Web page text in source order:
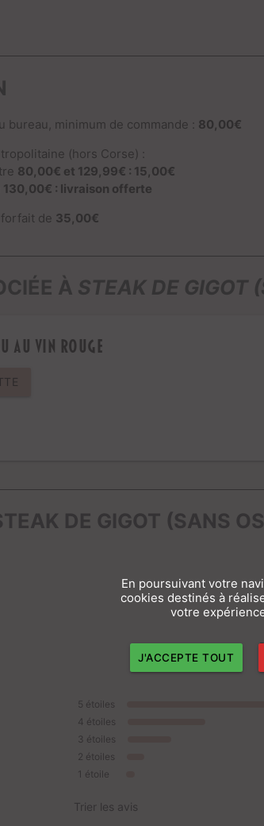
bureau, minimum de commande : 80,00€
(hors Corse) :
80,00€ et 129,99€ : 15,00€
130,00€ : livraison offerte
de 35,00€
À STEAK DE GIGOT
au vin rouge
DE GIGOT (SANS
5 étoiles
4 étoiles
3 étoiles
2 étoiles
1 étoile
Trier les avis
En poursuivant votre
cookies destinés à
votre
J'ACCEPTE TOUT